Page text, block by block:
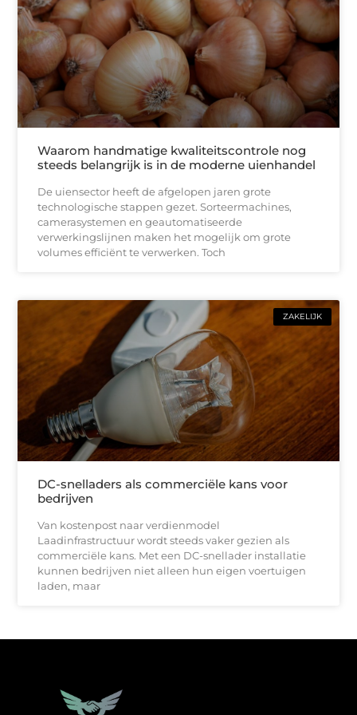
Waarom handmatige kwaliteitscontrole nog
steeds belangrijk is in de moderne uienhandel
De uiensector heeft de afgelopen jaren grote
technologische stappen gezet. Sorteermachines,
camerasystemen en geautomatiseerde
verwerkingslijnen maken het mogelijk om grote
volumes efficiënt te verwerken. Toch
ZAKELIJK
DC-snelladers als commerciële kans voor
bedrijven
Van kostenpost naar verdienmodel
Laadinfrastructuur wordt steeds vaker gezien als
commerciële kans. Met een DC-snellader installatie
kunnen bedrijven niet alleen hun eigen voertuigen
laden, maar